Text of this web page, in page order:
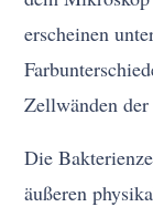
erscheinen
Zellwänden
Die
äußeren